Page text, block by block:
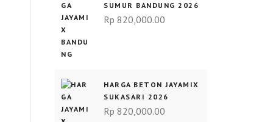
SUMUR BANDUNG 2026
Rp 820,000.00
HARGA BETON JAYAMIX
SUKASARI 2026
Rp 820,000.00